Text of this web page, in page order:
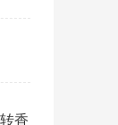
香